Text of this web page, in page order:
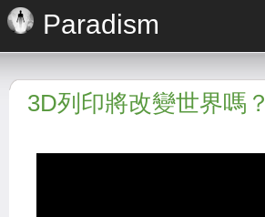
Paradism
3D列印將改變世界嗎？